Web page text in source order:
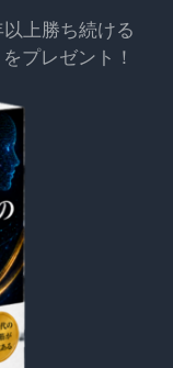
以上勝ち続ける
プレゼント！